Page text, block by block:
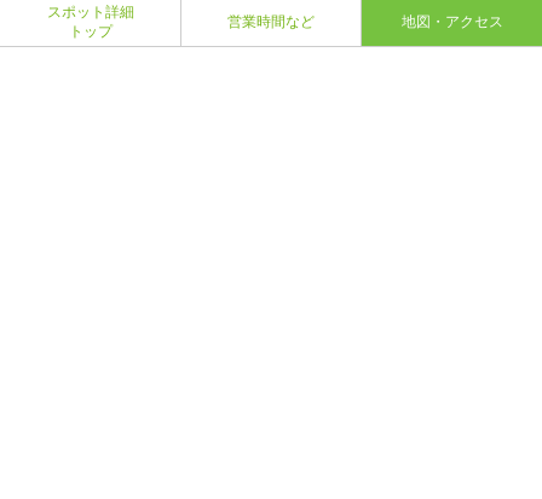
スポット詳細
トップ
営業時間など 地図・アクセス